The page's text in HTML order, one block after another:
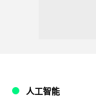
人工智能